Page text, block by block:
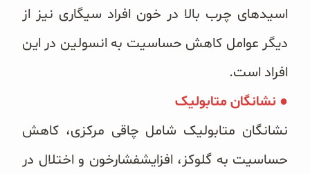
اسیدهای چرب بالا در خون افراد سیگاری نیز از
دیگر عوامل کاهش حساسیت به انسولین در این
افراد است.
● نشانگان متابولیک
نشانگان متابولیک شامل چاقی مرکزی، کاهش
حساسیت به گلوکز، افزایشفشارخون و اختلال در